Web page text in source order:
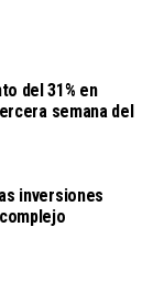
del 31% en
semana del
inversiones